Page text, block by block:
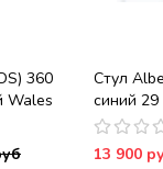
360
Wales
/
Стул
синий 29
13 900